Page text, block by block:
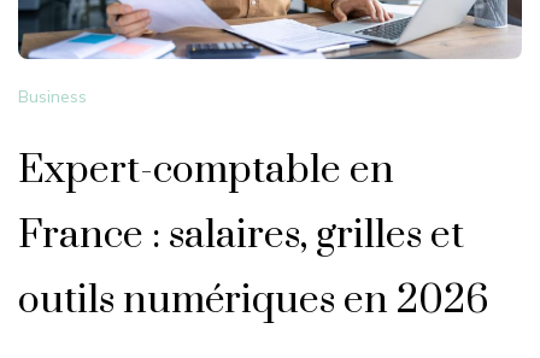
Business
Expert-comptable en
France : salaires, grilles et
outils numériques en 2026